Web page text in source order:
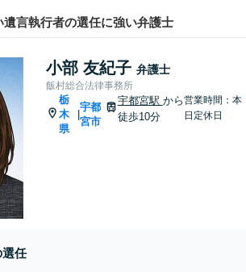
言執行者の選任に強い弁護士
小部 友紀子 弁護士
飯村総合法律事務所
栃
木
県
宇都
宮市
宇都宮駅 から
徒歩10分
営業時間：本
日定休日
任